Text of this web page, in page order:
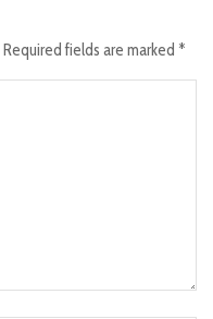
Required fields are marked *